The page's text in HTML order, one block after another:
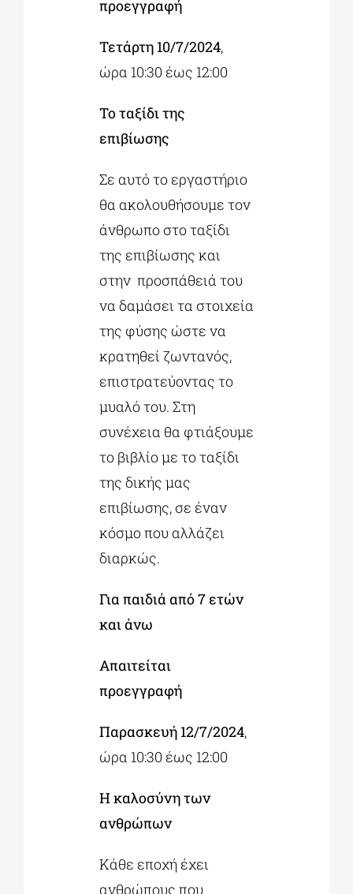
προεγγραφή
Τετάρτη 10/7/2024,
ώρα 10:30 έως 12:00
Το ταξίδι της
επιβίωσης
Σε αυτό το εργαστήριο
θα ακολουθήσουμε τον
άνθρωπο στο ταξίδι
της επιβίωσης και
στην προσπάθειά του
να δαμάσει τα στοιχεία
της φύσης ώστε να
κρατηθεί ζωντανός,
επιστρατεύοντας το
μυαλό του. Στη
συνέχεια θα φτιάξουμε
το βιβλίο με το ταξίδι
της δικής μας
επιβίωσης, σε έναν
κόσμο που αλλάζει
διαρκώς.
Για παιδιά από 7 ετών
και άνω
Απαιτείται
προεγγραφή
Παρασκευή 12/7/2024,
ώρα 10:30 έως 12:00
Η καλοσύνη των
ανθρώπων
Κάθε εποχή έχει
ανθρώπους που